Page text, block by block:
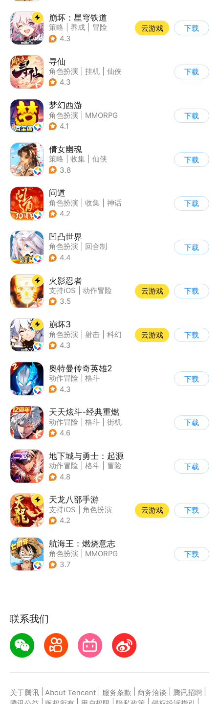
崩坏：星穹铁道
策略 养成
冒险
| 崩坏
4.3
云游戏 下载
寻仙
角色扮演 挂机
仙侠
| 寻仙
4.3
下载
梦幻西游
角色扮演
MMORPG
| 西游
4.1
下载
倩女幽魂
策略 收集
仙侠
| 倩女幽魂
3.8
下载
问道
角色扮演 收集
神话
| 宠物
4.2
下载
凹凸世界
角色扮演
回合制
| 动漫改编
4.4
下载
火影忍者
支持iOS
动作冒险
| 格斗
3.5
云游戏 下载
崩坏3
角色扮演 射击
科幻
| 崩坏
4.3
云游戏 下载
奥特曼传奇英雄2
动作冒险
格斗
| 奥特曼
4.3
下载
天天炫斗-经典重燃
动作冒险 格斗
街机
| 动漫
4.6
下载
地下城与勇士：起源
动作冒险 格斗
冒险
| 地下城与勇士
4.8
下载
天龙八部手游
支持iOS
角色扮演
| MMORPG
4.2
云游戏 下载
航海王：燃烧意志
角色扮演
MMORPG
| 奇幻
3.7
下载
联系我们
关于腾讯 About Tencent 服务条款 商务洽谈 腾讯招聘